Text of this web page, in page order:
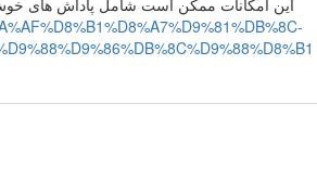
این امکانات ممکن است شامل پاداش‌ های